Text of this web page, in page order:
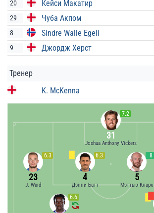
20 Кейси Макатир
29 Чуба Акпом
8 Sindre Walle Egeli
9 Джордж Херст
Тренер
K. McKenna
7.2
31
Joshua Anthony Vickers
8
5
Мэттью Кларк
6.3
4
Дэнни Батт
6.3
23
J. Ward
6.6